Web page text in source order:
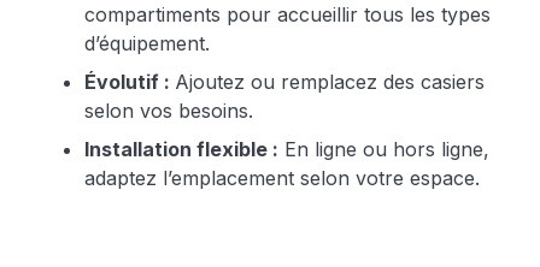
compartiments pour accueillir tous les types
d’équipement.
Évolutif : Ajoutez ou remplacez des casiers
selon vos besoins.
Installation flexible : En ligne ou hors ligne,
adaptez l’emplacement selon votre espace.